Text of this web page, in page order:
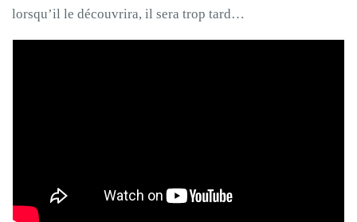
lorsqu’il le découvrira, il sera trop tard…